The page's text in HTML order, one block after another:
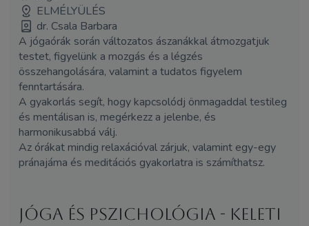
ELMÉLYÜLÉS
dr. Csala Barbara
A jógaórák során változatos ászanákkal átmozgatjuk
testet, figyelünk a mozgás és a légzés
összehangolására, valamint a tudatos figyelem
fenntartására.
A gyakorlás segít, hogy kapcsolódj önmagaddal testileg
és mentálisan is, megérkezz a jelenbe, és
harmonikusabbá válj.
Az órákat mindig relaxációval zárjuk, valamint egy-egy
pránajáma és meditációs gyakorlatra is számíthatsz.
Jóga és pszichológia - keleti